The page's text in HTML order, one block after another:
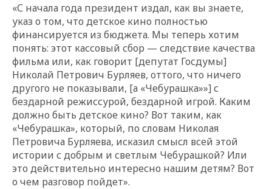
«С начала года президент издал, как вы знаете,
указ о том, что детское кино полностью
финансируется из бюджета. Мы теперь хотим
понять: этот кассовый сбор — следствие качества
фильма или, как говорит [депутат Госдумы]
Николай Петрович Бурляев, оттого, что ничего
другого не показывали, [а «Чебурашка»»] с
бездарной режиссурой, бездарной игрой. Каким
должно быть детское кино? Вот таким, как
«Чебурашка», который, по словам Николая
Петровича Бурляева, исказил смысл всей этой
истории с добрым и светлым Чебурашкой? Или
это действительно интересно нашим детям? Вот
о чем разговор пойдет».